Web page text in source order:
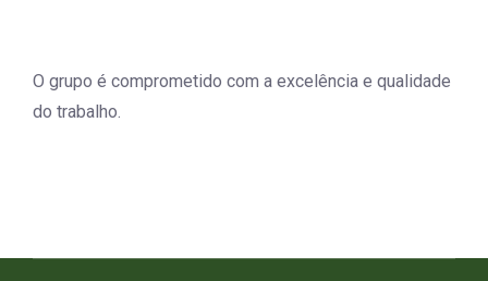
O grupo é comprometido com a excelência e qualidade
do trabalho.